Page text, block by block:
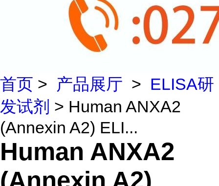
首页 > 产品展厅 > ELISA研
发试剂 > Human ANXA2
(Annexin A2) ELI...
Human ANXA2
(Annexin A2)